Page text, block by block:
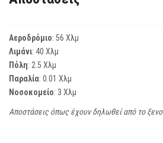
Αεροδρόμιο: 56 Χλμ
Λιμάνι: 40 Χλμ
Πόλη: 2.5 Χλμ
Παραλία: 0.01 Χλμ
Νοσοκομείο: 3 Χλμ
Αποστάσεις όπως έχουν δηλωθεί από το